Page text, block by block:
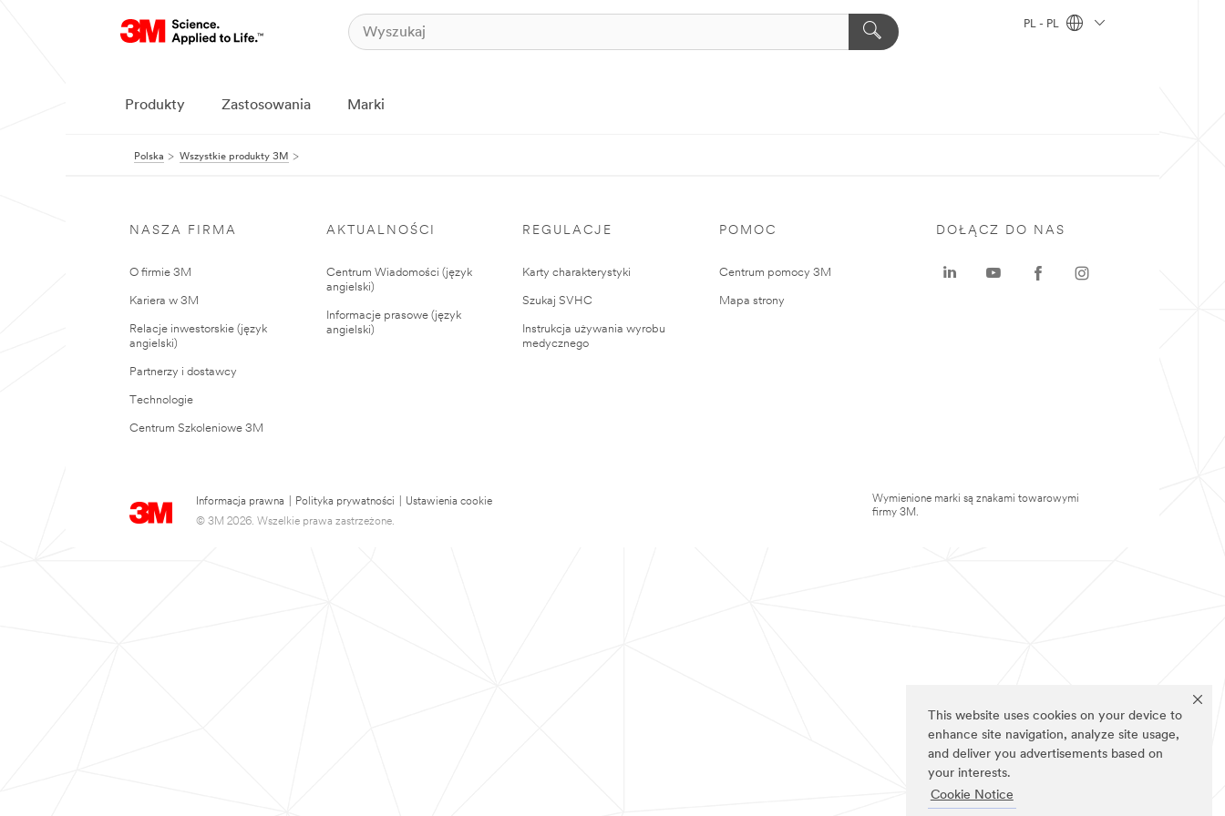
This website uses cookies on your device to
enhance site navigation, analyze site usage,
and deliver you advertisements based on
your interests.
Cookie Notice
PL - PL
Produkty Zastosowania Marki
Polska Wszystkie produkty 3M
NASZA FIRMA
O firmie 3M
Kariera w 3M
Relacje inwestorskie (język
angielski)
Partnerzy i dostawcy
Technologie
Centrum Szkoleniowe 3M
AKTUALNOŚCI
Centrum Wiadomości (język
angielski)
Informacje prasowe (język
angielski)
REGULACJE
Karty charakterystyki
Szukaj SVHC
Instrukcja używania wyrobu
medycznego
POMOC
Centrum pomocy 3M
Mapa strony
Informacja prawna Polityka prywatności
Ustawienia cookie
© 3M 2026. Wszelkie prawa zastrzeżone.
DOŁĄCZ DO NAS
Wymienione marki są znakami towarowymi
firmy 3M.